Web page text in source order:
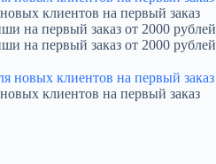
клиентов на первый заказ
на первый заказ от 2000 рублей
на первый заказ от 2000 рублей
клиентов на первый заказ